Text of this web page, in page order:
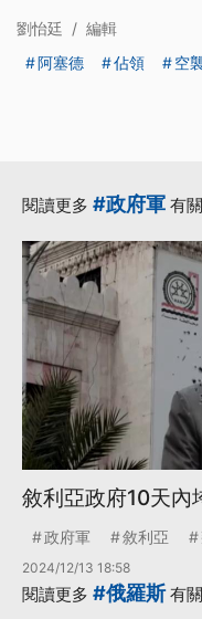
劉怡廷 / 編輯
阿塞德
佔領 空
閱讀更多 #政府軍 有
敘利亞政府10天內
政府軍 敘利亞
2024/12/13 18:58
閱讀更多 #俄羅斯有